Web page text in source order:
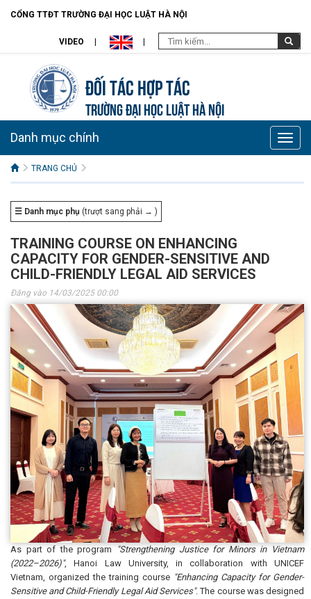
CỔNG TTĐT TRƯỜNG ĐẠI HỌC LUẬT HÀ NỘI
VIDEO
Đối tác hợp tác
TRƯỜNG ĐẠI HỌC LUẬT HÀ NỘI
Toggle
Danh mục chính
TRANG CHỦ
☰ Danh mục phụ (trượt sang phải → )
TRAINING COURSE ON ENHANCING
CAPACITY FOR GENDER-SENSITIVE AND
CHILD-FRIENDLY LEGAL AID SERVICES
Đăng vào 14/03/2025 00:00
As part of the program
"Strengthening Justice for Minors in Vietnam
(2022–2026)", Hanoi Law University, in collaboration with UNICEF
Vietnam, organized the training course "Enhancing Capacity for Gender-
Sensitive and Child-Friendly Legal Aid Services". The course was designed